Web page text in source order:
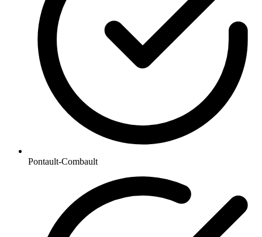
Pontault-Combault